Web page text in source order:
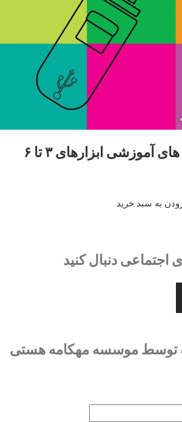
مجموعه ویدئو های آموزشی ابزارهای ۳ تا ۶
به سبد خرید
اجتماعی دنبال کنید
توسط موسسه مهکامه هستی